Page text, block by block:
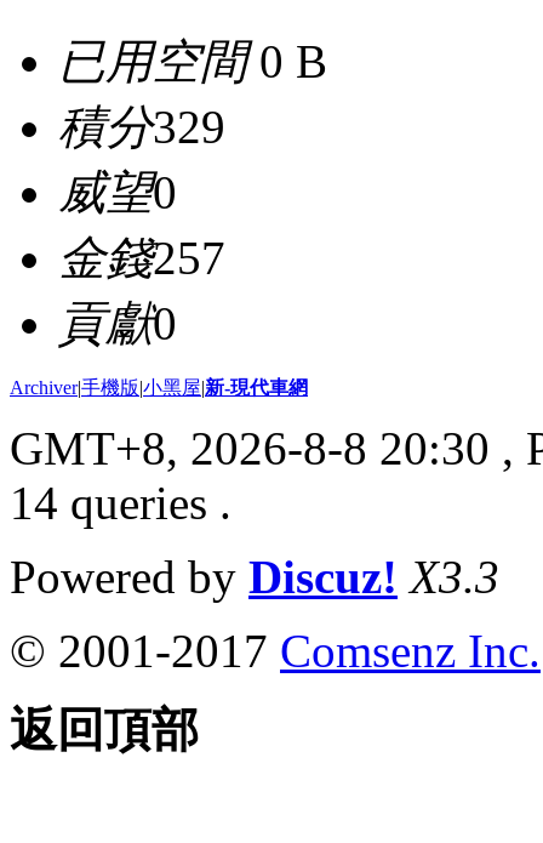
已用空間0 B
積分329
威望0
金錢257
貢獻0
Archiver|手機版|小黑屋|新-現代車網
GMT+8, 2026-8-8 20:30 ,
14 queries .
Powered by Discuz! X3.3
© 2001-2017 Comsenz Inc.
返回頂部